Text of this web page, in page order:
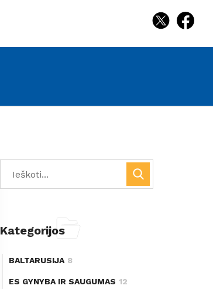
Kategorijos
BALTARUSIJA 8
ES GYNYBA IR SAUGUMAS 12